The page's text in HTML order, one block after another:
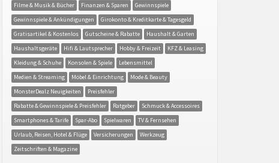
Filme & Musik & Bücher
Finanzen & Sparen
Gewinnspiele
Gewinnspiele & Ankündigungen
Girokonto & Kreditkarte & Tagesgeld
Gratisartikel & Kostenlos
Gutscheine & Rabatte
Haushalt & Garten
Haushaltsgeräte
Hifi & Lautsprecher Hobby & Freizeit
KFZ & Leasing
Kleidung & Schuhe
Konsolen & Spiele
Lebensmittel
Medien & Streaming
Möbel & Einrichtung
Mode & Beauty
MonsterDealz Neuigkeiten
Preisfehler
Rabatte & Gewinnspiele & Preisfehler
Ratgeber
Schmuck & Accessoires
Smartphones & Tarife
Spar-Abo Spielwaren
TV & Fernsehen
Urlaub, Reisen, Hotel & Flüge
Versicherungen
Werkzeug
Zeitschriften & Magazine